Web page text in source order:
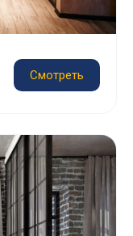
Смотреть